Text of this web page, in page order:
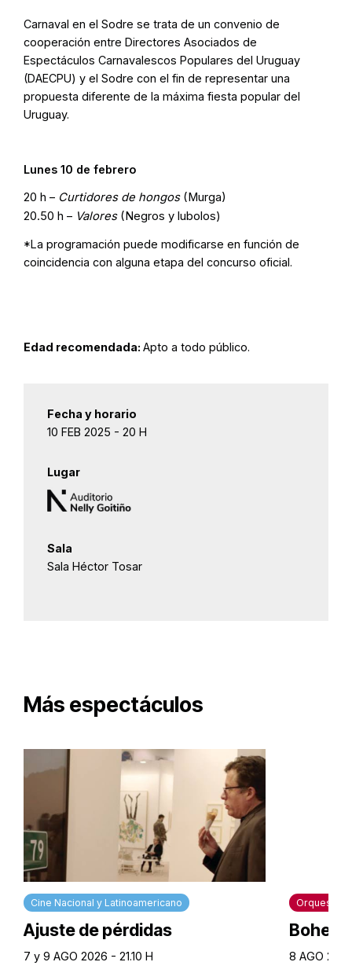
Carnaval en el Sodre se trata de un convenio de
cooperación entre Directores Asociados de
Espectáculos Carnavalescos Populares del Uruguay
(DAECPU) y el Sodre con el fin de representar una
propuesta diferente de la máxima fiesta popular del
Uruguay.
Lunes 10 de febrero
20 h – Curtidores de hongos(Murga)
20.50 h – Valores(Negros y lubolos)
*La programación puede modificarse en función de
coincidencia con alguna etapa del concurso oficial.
Edad recomendada: Apto a todo público.
Fecha y horario
10 FEB 2025 - 20 H
Lugar
Sala
Sala Héctor Tosar
Más espectáculos
Cine Nacional y Latinoamericano
Ajuste de pérdidas
7 y 9 AGO 2026 - 21.10 H
Orquesta
8 AGO